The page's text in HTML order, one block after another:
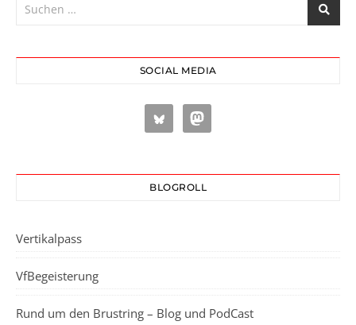
SOCIAL MEDIA
BLOGROLL
Vertikalpass
VfBegeisterung
Rund um den Brustring – Blog und PodCast